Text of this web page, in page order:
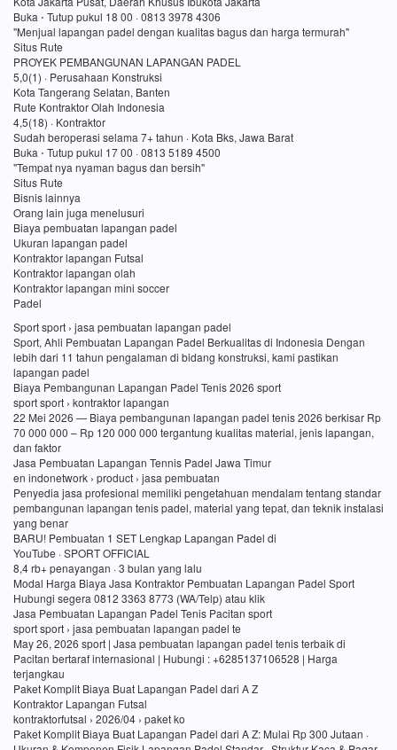
Buka ⋅ Tutup pukul 18 00 · 0813 3978 4306
"Menjual lapangan padel dengan kualitas bagus dan harga termurah"
Situs Rute
PROYEK PEMBANGUNAN LAPANGAN PADEL
5,0(1) · Perusahaan Konstruksi
Kota Tangerang Selatan, Banten
Rute Kontraktor Olah Indonesia
4,5(18) · Kontraktor
Sudah beroperasi selama 7+ tahun · Kota Bks, Jawa Barat
Buka ⋅ Tutup pukul 17 00 · 0813 5189 4500
"Tempat nya nyaman bagus dan bersih"
Situs Rute
Bisnis lainnya
Orang lain juga menelusuri
Biaya pembuatan lapangan padel
Ukuran lapangan padel
Kontraktor lapangan Futsal
Kontraktor lapangan olah
Kontraktor lapangan mini soccer
Padel
Sport sport › jasa pembuatan lapangan padel
Sport, Ahli Pembuatan Lapangan Padel Berkualitas di Indonesia Dengan
lebih dari 11 tahun pengalaman di bidang konstruksi, kami pastikan
lapangan padel
Biaya Pembangunan Lapangan Padel Tenis 2026 sport
sport sport › kontraktor lapangan
22 Mei 2026 — Biaya pembangunan lapangan padel tenis 2026 berkisar Rp
70 000 000 – Rp 120 000 000 tergantung kualitas material, jenis lapangan,
dan faktor
Jasa Pembuatan Lapangan Tennis Padel Jawa Timur
en indonetwork › product › jasa pembuatan
Penyedia jasa profesional memiliki pengetahuan mendalam tentang standar
pembangunan lapangan tenis padel, material yang tepat, dan teknik instalasi
yang benar
BARU! Pembuatan 1 SET Lengkap Lapangan Padel di
YouTube · SPORT OFFICIAL
8,4 rb+ penayangan · 3 bulan yang lalu
Modal Harga Biaya Jasa Kontraktor Pembuatan Lapangan Padel Sport
Hubungi segera 0812 3363 8773 (WA/Telp) atau klik
Jasa Pembuatan Lapangan Padel Tenis Pacitan sport
sport sport › jasa pembuatan lapangan padel te
May 26, 2026 sport | Jasa pembuatan lapangan padel tenis terbaik di
Pacitan bertaraf internasional | Hubungi : +6285137106528 | Harga
terjangkau
Paket Komplit Biaya Buat Lapangan Padel dari A Z
Kontraktor Lapangan Futsal
kontraktorfutsal › 2026/04 › paket ko
Paket Komplit Biaya Buat Lapangan Padel dari A Z: Mulai Rp 300 Jutaan ·